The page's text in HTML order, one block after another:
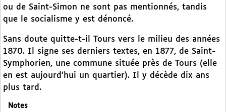
ou de Saint-Simon ne sont pas mentionnés, tandis
que le socialisme y est dénoncé.
Sans doute quitte-t-il Tours vers le milieu des années
1870. Il signe ses derniers textes, en 1877, de Saint-
Symphorien, une commune située près de Tours (elle
en est aujourd’hui un quartier). Il y décède dix ans
plus tard.
Notes